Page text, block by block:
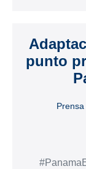
punto
Prensa